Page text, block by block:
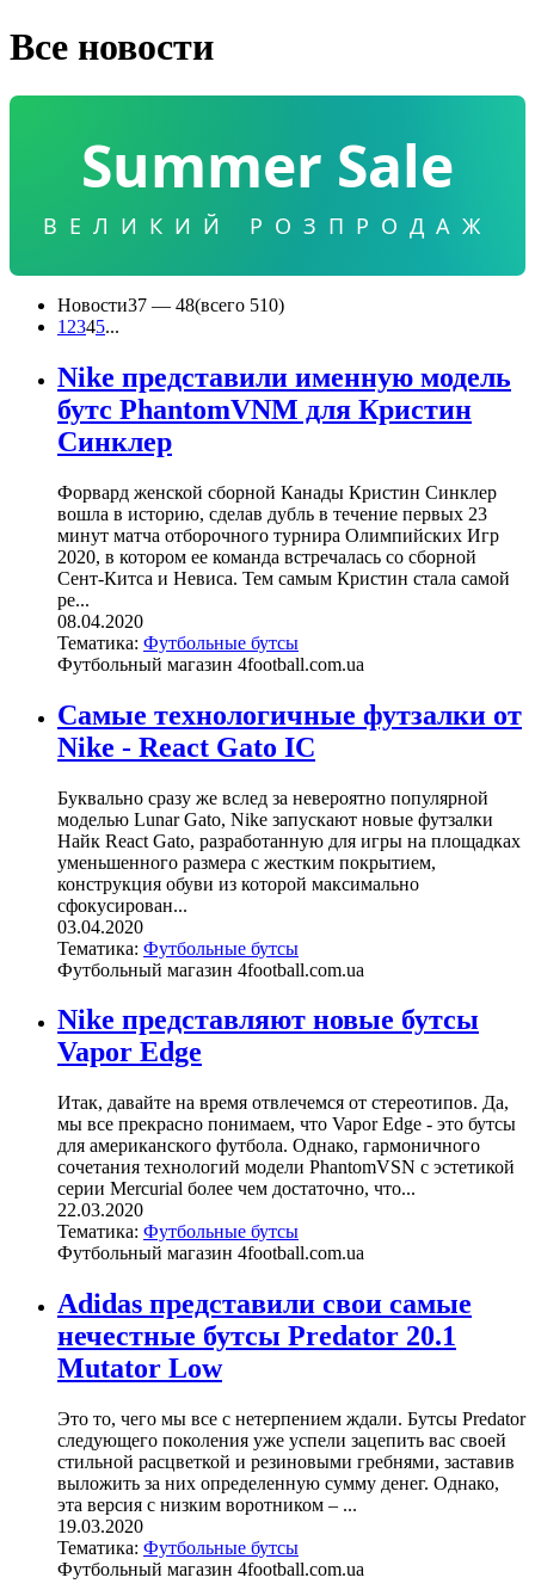
Все новости
Summer Sale
ВЕЛИКИЙ РОЗПРОДАЖ
Новости37 — 48(всего 510)
1 2345...
Nike представили именную модель
бутс PhantomVNM для Кристин
Синклер
Форвард женской сборной Канады Кристин Синклер
вошла в историю, сделав дубль в течение первых 23
минут матча отборочного турнира Олимпийских Игр
2020, в котором ее команда встречалась со сборной
Сент-Китса и Невиса. Тем самым Кристин стала самой
ре...
08.04.2020
Тематика: Футбольные бутсы
Футбольный магазин 4football.com.ua
Самые технологичные футзалки от
Nike - React Gato IC
Буквально сразу же вслед за невероятно популярной
моделью Lunar Gato, Nike запускают новые футзалки
Найк React Gato, разработанную для игры на площадках
уменьшенного размера с жестким покрытием,
конструкция обуви из которой максимально
сфокусирован...
03.04.2020
Тематика: Футбольные бутсы
Футбольный магазин 4football.com.ua
Nike представляют новые бутсы
Vapor Edge
Итак, давайте на время отвлечемся от стереотипов. Да,
мы все прекрасно понимаем, что Vapor Edge - это бутсы
для американского футбола. Однако, гармоничного
сочетания технологий модели PhantomVSN с эстетикой
серии Mercurial более чем достаточно, что...
22.03.2020
Тематика: Футбольные бутсы
Футбольный магазин 4football.com.ua
Adidas представили свои самые
нечестные бутсы Predator 20.1
Mutator Low
Это то, чего мы все с нетерпением ждали. Бутсы Predator
следующего поколения уже успели зацепить вас своей
стильной расцветкой и резиновыми гребнями, заставив
выложить за них определенную сумму денег. Однако,
эта версия с низким воротником – ...
19.03.2020
Тематика: Футбольные бутсы
Футбольный магазин 4football.com.ua